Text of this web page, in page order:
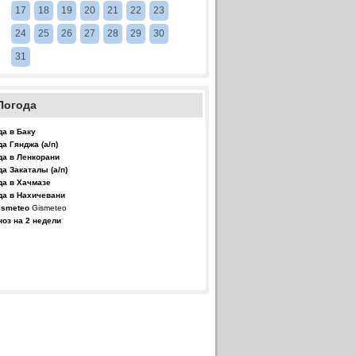
17 18 19 20 21 22 23
24 25 26 27 28 29 30
31
в Баку
Гянджа (а/п)
в Ленкорани
Закаталы (а/п)
в Хачмазе
в Нахичевани
Gismeteo
на 2 недели